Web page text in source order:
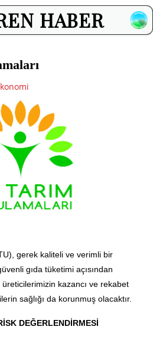
HABER
gerek kaliteli ve verimli bir
gıda tüketimi açısından
kazancı ve rekabet
sağlığı da korunmuş olacaktır.
DEĞERLENDİRMESİ